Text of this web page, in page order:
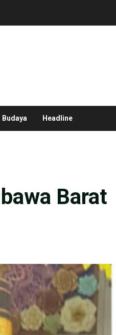
Budaya Headline
Barat